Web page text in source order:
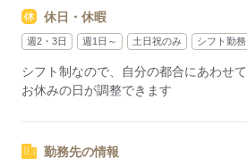
応募する
休日・休暇
週2・3日 週1日～ 土日祝のみ シフト勤務
シフト制なので、自分の都合にあわせて
お休みの日が調整できます
勤務先の情報